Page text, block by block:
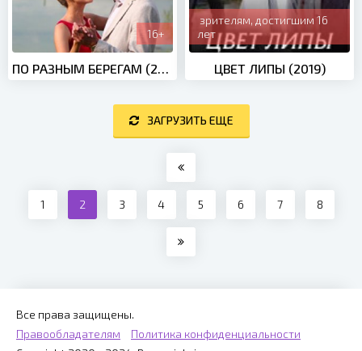
16+
ПО РАЗНЫМ БЕРЕГАМ (2019)
зрителям, достигшим 16
лет
ЦВЕТ ЛИПЫ (2019)
ЗАГРУЗИТЬ ЕЩЕ
1 2 3 4 5 6 7 8
Все права защищены.
Правообладателям
Политика конфиденциальности